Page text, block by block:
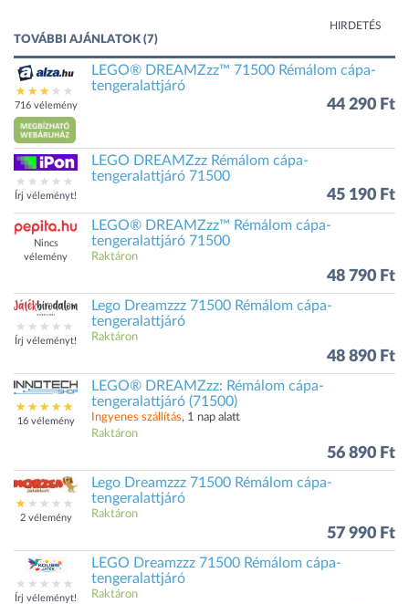
HIRDETÉS
TOVÁBBI AJÁNLATOK (7)
716 vélemény
LEGO® DREAMZzz™ 71500 Rémálom cápa-
tengeralattjáró
44 290 Ft
Írj véleményt!
LEGO DREAMZzz Rémálom cápa-
tengeralattjáró 71500
45 190 Ft
Nincs
vélemény
LEGO® DREAMZzz™ Rémálom cápa-
tengeralattjáró 71500
Raktáron
48 790 Ft
Írj véleményt!
Lego Dreamzzz 71500 Rémálom cápa-
tengeralattjáró
Raktáron
48 890 Ft
16 vélemény
LEGO® DREAMZzz: Rémálom cápa-
tengeralattjáró (71500)
Ingyenes szállítás, 1 nap alatt
Raktáron
56 890 Ft
2 vélemény
Lego Dreamzzz 71500 Rémálom cápa-
tengeralattjáró
Raktáron
57 990 Ft
Írj véleményt!
LEGO Dreamzzz 71500 Rémálom cápa-
tengeralattjáró
Raktáron